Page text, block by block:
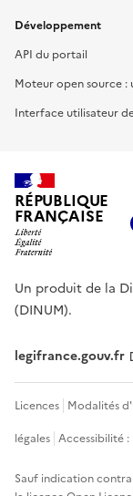
Développement
API du portail
Moteur open source :
Interface utilisateur
RÉPUBLIQUE
FRANÇAISE
Un produit de la
(DINUM).
legifrance.gouv.fr
Licences Modalités
légales Accessibilité
Sauf indication